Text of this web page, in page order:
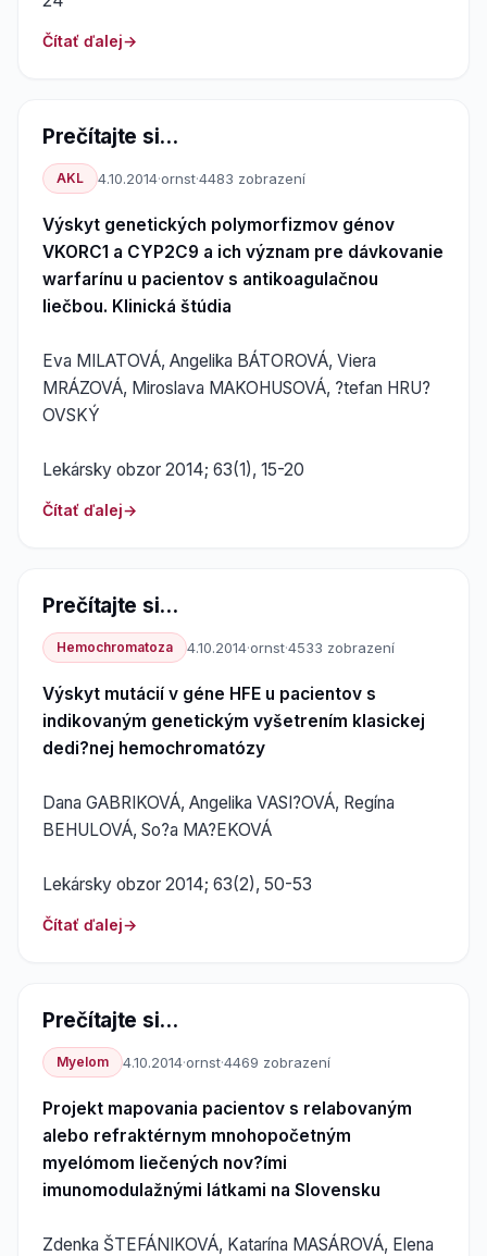
Čítať ďalej
Prečítajte si...
AKL 4.10.2014·ornst·4483 zobrazení
Výskyt genetických polymorfizmov génov
VKORC1 a CYP2C9 a ich význam pre dávkovanie
warfarínu u pacientov s antikoagulačnou
liečbou. Klinická štúdia
Eva MILATOVÁ, Angelika BÁTOROVÁ, Viera
MRÁZOVÁ, Miroslava MAKOHUSOVÁ, ?tefan HRU?
OVSKÝ
Lekársky obzor 2014; 63(1), 15-20
Čítať ďalej
Prečítajte si...
Hemochromatoza 4.10.2014·ornst·4533 zobrazení
Výskyt mutácií v géne HFE u pacientov s
indikovaným genetickým vyšetrením klasickej
dedi?nej hemochromatózy
Dana GABRIKOVÁ, Angelika VASI?OVÁ, Regína
BEHULOVÁ, So?a MA?EKOVÁ
Lekársky obzor 2014; 63(2), 50-53
Čítať ďalej
Prečítajte si...
Myelom 4.10.2014·ornst·4469 zobrazení
Projekt mapovania pacientov s relabovaným
alebo refraktérnym mnohopočetným
myelómom liečených nov?ími
imunomodulažnými látkami na Slovensku
Zdenka ŠTEFÁNIKOVÁ, Katarína MASÁROVÁ, Elena